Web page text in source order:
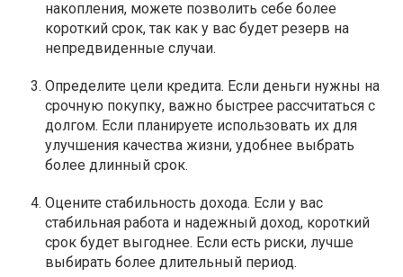
накопления, можете позволить себе более
короткий срок, так как у вас будет резерв на
непредвиденные случаи.
Определите цели кредита. Если деньги нужны на
срочную покупку, важно быстрее рассчитаться с
долгом. Если планируете использовать их для
улучшения качества жизни, удобнее выбрать
более длинный срок.
Оцените стабильность дохода. Если у вас
стабильная работа и надежный доход, короткий
срок будет выгоднее. Если есть риски, лучше
выбирать более длительный период.